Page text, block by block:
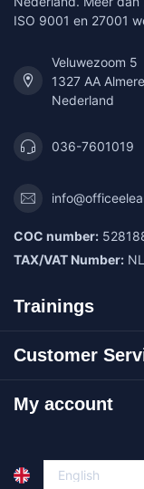
ISO 9001 en 27001
Veluwezoom 5
1327 AA Almere
Nederland
036-7601019
COC number:
TAX/VAT Number:
Trainings
Customer
My account